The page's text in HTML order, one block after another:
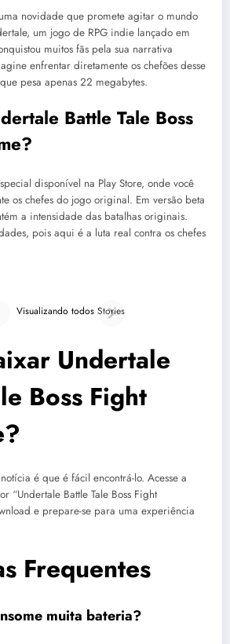
novidade que promete agitar o mundo
um jogo de RPG indie lançado em
muitos fãs pela sua narrativa
enfrentar diretamente os chefões desse
pesa apenas 22 megabytes.
Battle Tale Boss
disponível na Play Store, onde você
os chefes do jogo original. Em versão beta
a intensidade das batalhas originais.
pois aqui é a luta real contra os chefes
Visualizando todos Stories
para celulares
fracos (Android
Mobile) Undertale
Boss Fight
é que é fácil encontrá-lo. Acesse a
“Undertale Battle Tale Boss Fight
e prepare-se para uma experiência
Frequentes
muita bateria?